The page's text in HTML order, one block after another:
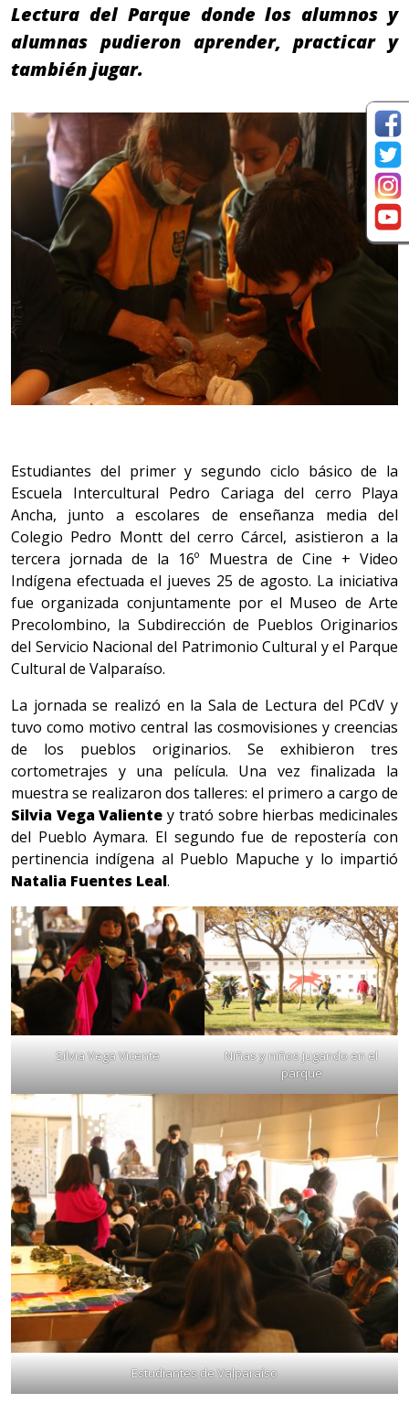
Lectura del Parque donde los alumnos y
alumnas pudieron aprender, practicar y
también jugar.
Estudiantes del primer y segundo ciclo básico de la
Escuela Intercultural Pedro Cariaga del cerro Playa
Ancha, junto a escolares de enseñanza media del
Colegio Pedro Montt del cerro Cárcel, asistieron a la
tercera jornada de la 16º Muestra de Cine + Video
Indígena efectuada el jueves 25 de agosto. La iniciativa
fue organizada conjuntamente por el Museo de Arte
Precolombino, la Subdirección de Pueblos Originarios
del Servicio Nacional del Patrimonio Cultural y el Parque
Cultural de Valparaíso.
La jornada se realizó en la Sala de Lectura del PCdV y
tuvo como motivo central las cosmovisiones y creencias
de los pueblos originarios. Se exhibieron tres
cortometrajes y una película. Una vez finalizada la
muestra se realizaron dos talleres: el primero a cargo de
Silvia Vega Valiente y trató sobre hierbas medicinales
del Pueblo Aymara. El segundo fue de repostería con
pertinencia indígena al Pueblo Mapuche y lo impartió
Natalia Fuentes Leal.
Silvia Vega Vicente
Niñas y niños jugando en el
parque
Estudiantes de Valparaíso